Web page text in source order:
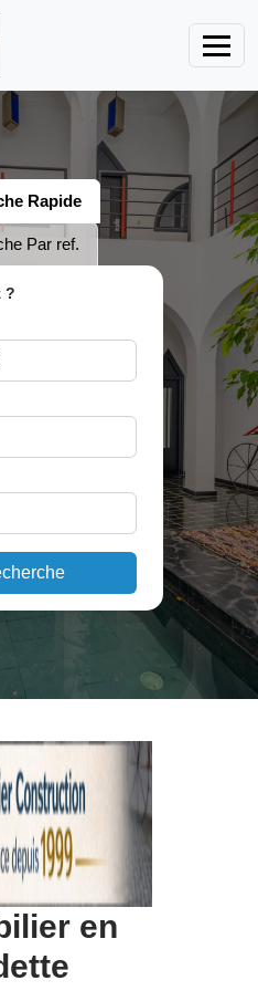
Rapide
Par ref.
?
en